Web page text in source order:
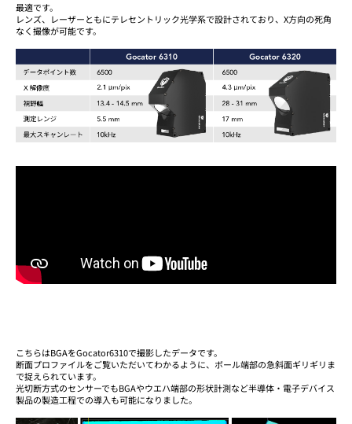
最適です。
レンズ、レーザーともにテレセントリック光学系で設計されており、X方向の死角
なく撮像が可能です。
こちらはBGAをGocator6310で撮影したデータです。
断面プロファイルをご覧いただいてわかるように、ボール端部の急斜面ギリギリま
で捉えられています。
光切断方式のセンサーでもBGAやウエハ端部の形状計測など半導体・電子デバイス
製品の製造工程での導入も可能になりました。